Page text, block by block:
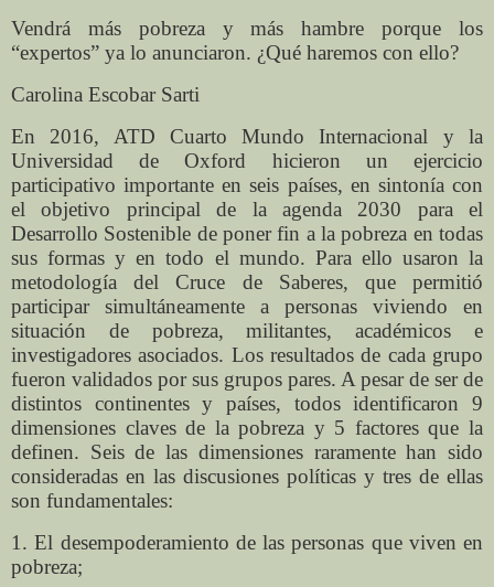
Vendrá más pobreza y más hambre porque los
“expertos” ya lo anunciaron. ¿Qué haremos con ello?
Carolina Escobar Sarti
En 2016, ATD Cuarto Mundo Internacional y la
Universidad de Oxford hicieron un ejercicio
participativo importante en seis países, en sintonía con
el objetivo principal de la agenda 2030 para el
Desarrollo Sostenible de poner fin a la pobreza en todas
sus formas y en todo el mundo. Para ello usaron la
metodología del Cruce de Saberes, que permitió
participar simultáneamente a personas viviendo en
situación de pobreza, militantes, académicos e
investigadores asociados. Los resultados de cada grupo
fueron validados por sus grupos pares. A pesar de ser de
distintos continentes y países, todos identificaron 9
dimensiones claves de la pobreza y 5 factores que la
definen. Seis de las dimensiones raramente han sido
consideradas en las discusiones políticas y tres de ellas
son fundamentales:
1. El desempoderamiento de las personas que viven en
pobreza;